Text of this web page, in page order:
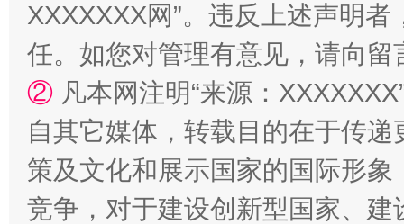
国家大学科技园优化重塑工作
XXXXXXX网”。违反上述声明
任。如您对管理有意见，请向
② 凡本网注明“来源：
自其它媒体，转载目的在于传
策及文化和展示国家的国际形
竞争，对于建设创新型国家、